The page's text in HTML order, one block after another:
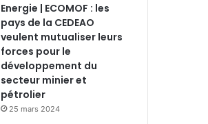
Energie | ECOMOF : les
pays de la CEDEAO
veulent mutualiser leurs
forces pour le
développement du
secteur minier et
pétrolier
25 mars 2024